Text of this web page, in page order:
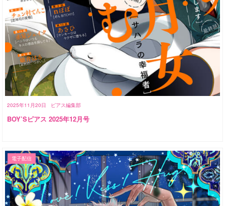
2025年11月20日 ピアス編集部
BOY’Sピアス 2025年12月号
電子配信